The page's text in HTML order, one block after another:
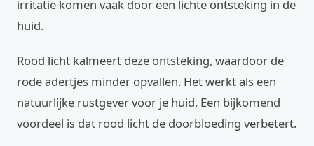
irritatie komen vaak door een lichte ontsteking in de
huid.
Rood licht kalmeert deze ontsteking, waardoor de
rode adertjes minder opvallen. Het werkt als een
natuurlijke rustgever voor je huid. Een bijkomend
voordeel is dat rood licht de doorbloeding verbetert.